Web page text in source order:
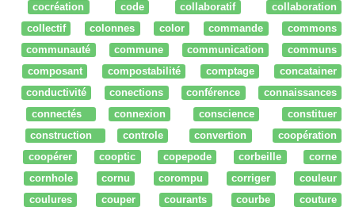
cocréation
code collaboratif
collaboration
collectif
colonnes color commande
commons
communauté
commune communication
communs
composant
compostabilité comptage
concatainer
conductivité
conections conférence
connaissances
connectés
connexion conscience
constituer
construction
controle convertion
coopération
coopérer
cooptic copepode corbeille
corne
cornhole
cornu corompu corriger
couleur
coulures
couper courants courbe
couture